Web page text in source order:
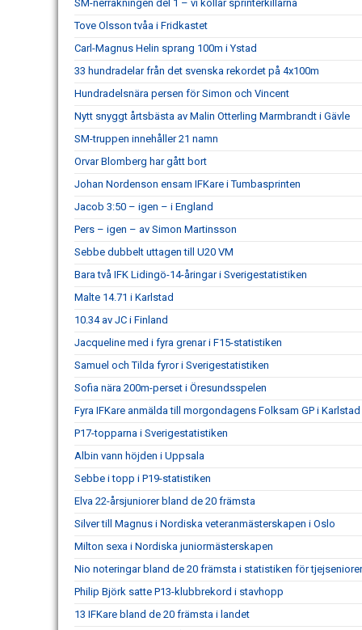
SM-nerräkningen del 1 – vi kollar sprinterkillarna
Tove Olsson tvåa i Fridkastet
Carl-Magnus Helin sprang 100m i Ystad
33 hundradelar från det svenska rekordet på 4x100m
Hundradelsnära persen för Simon och Vincent
Nytt snyggt årtsbästa av Malin Otterling Marmbrandt i Gävle
SM-truppen innehåller 21 namn
Orvar Blomberg har gått bort
Johan Nordenson ensam IFKare i Tumbasprinten
Jacob 3:50 – igen – i England
Pers – igen – av Simon Martinsson
Sebbe dubbelt uttagen till U20 VM
Bara två IFK Lidingö-14-åringar i Sverigestatistiken
Malte 14.71 i Karlstad
10.34 av JC i Finland
Jacqueline med i fyra grenar i F15-statistiken
Samuel och Tilda fyror i Sverigestatistiken
Sofia nära 200m-perset i Öresundsspelen
Fyra IFKare anmälda till morgondagens Folksam GP i Karlstad
P17-topparna i Sverigestatistiken
Albin vann höjden i Uppsala
Sebbe i topp i P19-statistiken
Elva 22-årsjuniorer bland de 20 främsta
Silver till Magnus i Nordiska veteranmästerskapen i Oslo
Milton sexa i Nordiska juniormästerskapen
Nio noteringar bland de 20 främsta i statistiken för
Philip Björk satte P13-klubbrekord i stavhopp
13 IFKare bland de 20 främsta i landet